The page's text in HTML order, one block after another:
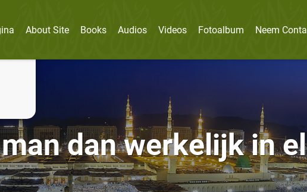
it.
About Site Books Audios Videos Fotoalbum Neem
dan werkelijk in